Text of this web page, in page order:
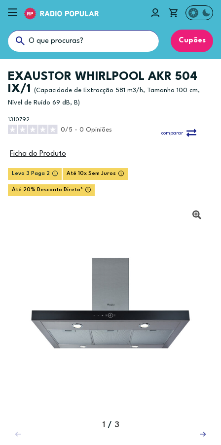
Cupões
EXAUSTOR WHIRLPOOL AKR 504
IX/1
(Capacidade de Extracção 581 m3/h, Tamanho 100 cm,
Nível de Ruído 69 dB, B)
1310792
0/5 - 0 Opiniões
comparar
Ficha do Produto
Leva 3 Paga 2 Até 10x Sem Juros
Até 20% Desconto Direto*
1 / 3